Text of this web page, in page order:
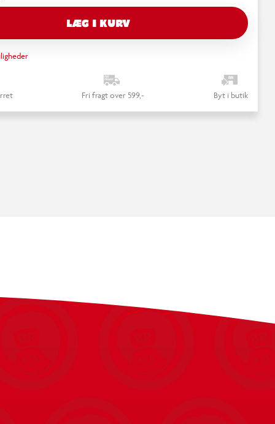
LÆG I KURV
Fri fragt over 599,- Byt i butik